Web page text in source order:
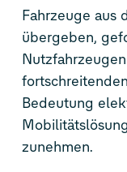
Fahrzeuge aus
übergeben,
Bedeutung
zunehmen.